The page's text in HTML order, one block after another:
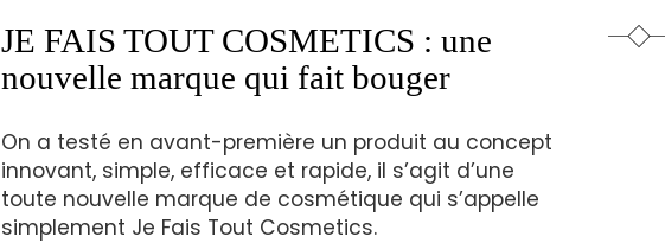
JE FAIS TOUT COSMETICS : une
nouvelle marque qui fait bouger
On a testé en avant-première un produit au concept
innovant, simple, efficace et rapide, il s’agit d’une
toute nouvelle marque de cosmétique qui s’appelle
simplement Je Fais Tout Cosmetics.